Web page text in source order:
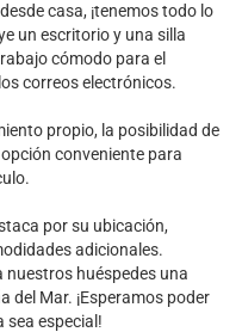
casa, ¡tenemos todo lo
un escritorio y una silla
cómodo para el
correos electrónicos.
propio, la posibilidad de
conveniente para
por su ubicación,
adicionales.
huéspedes una
del Mar. ¡Esperamos poder
sea especial!